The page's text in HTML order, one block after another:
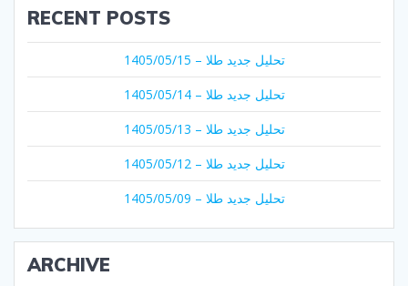
RECENT POSTS
تحلیل جدید طلا – 1405/05/15
تحلیل جدید طلا – 1405/05/14
تحلیل جدید طلا – 1405/05/13
تحلیل جدید طلا – 1405/05/12
تحلیل جدید طلا – 1405/05/09
ARCHIVE